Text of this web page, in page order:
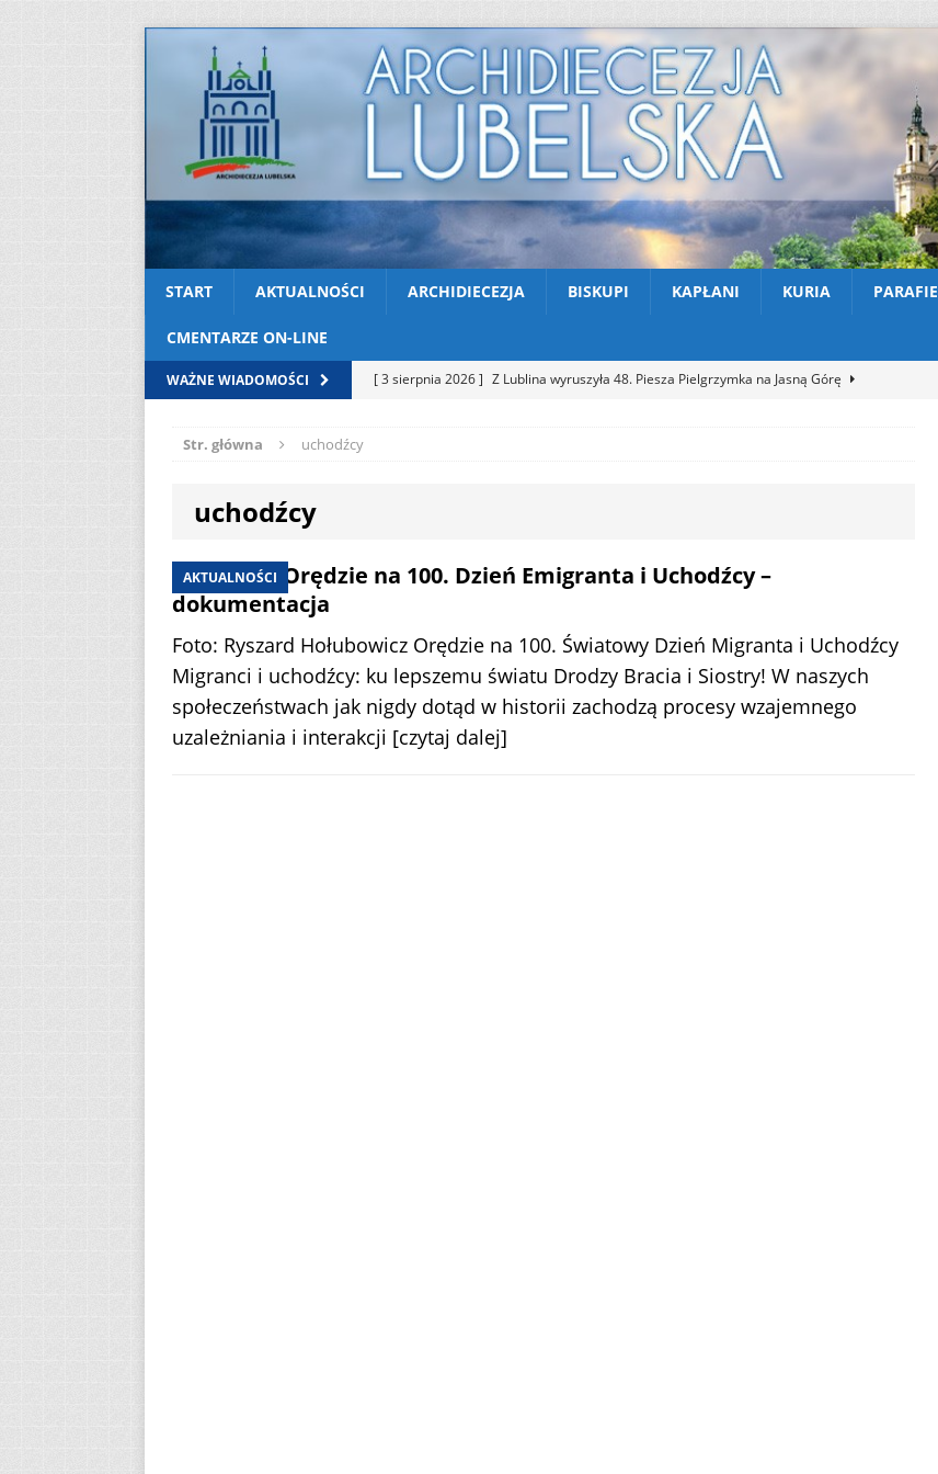
START AKTUALNOŚCI ARCHIDIECEZJA BISKUPI KAPŁANI KURIA PARAFIE
CMENTARZE ON-LINE
WAŻNE WIADOMOŚCI [ 3 sierpnia 2026 ] Z Lublina wyruszyła 48. Piesza Pielgrzymka na Jasną Górę
AKTUALNOŚCI
Str. główna uchodźcy
uchodźcy
AKTUALNOŚCI
Papieskie Orędzie na 100. Dzień Emigranta i Uchodźcy –
dokumentacja
Foto: Ryszard Hołubowicz Orędzie na 100. Światowy Dzień Migranta i Uchodźcy
Migranci i uchodźcy: ku lepszemu światu Drodzy Bracia i Siostry! W naszych
społeczeństwach jak nigdy dotąd w historii zachodzą procesy wzajemnego
uzależniania i interakcji [czytaj dalej]